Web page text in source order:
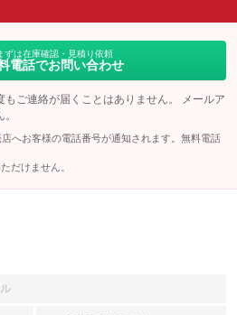
ずは在庫確認・見積り依頼
電話でお問い合わせ
ご連絡が届くことはありません。 メールア
へお客様の電話番号が通知されます。無料電話
だけません。